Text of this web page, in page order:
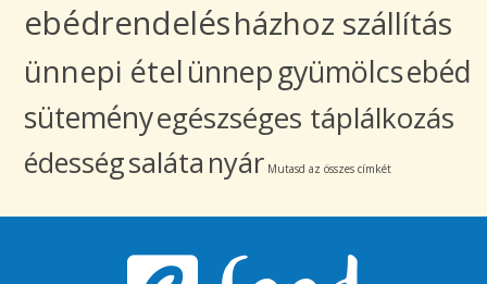
ebédrendelésházhoz szállítás
ünnepi ételünnepgyümölcsebéd
süteményegészséges táplálkozás
édességsaláta nyár Mutasd az összes címkét